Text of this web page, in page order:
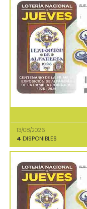
13/08/2026
4 DISPONIBLES